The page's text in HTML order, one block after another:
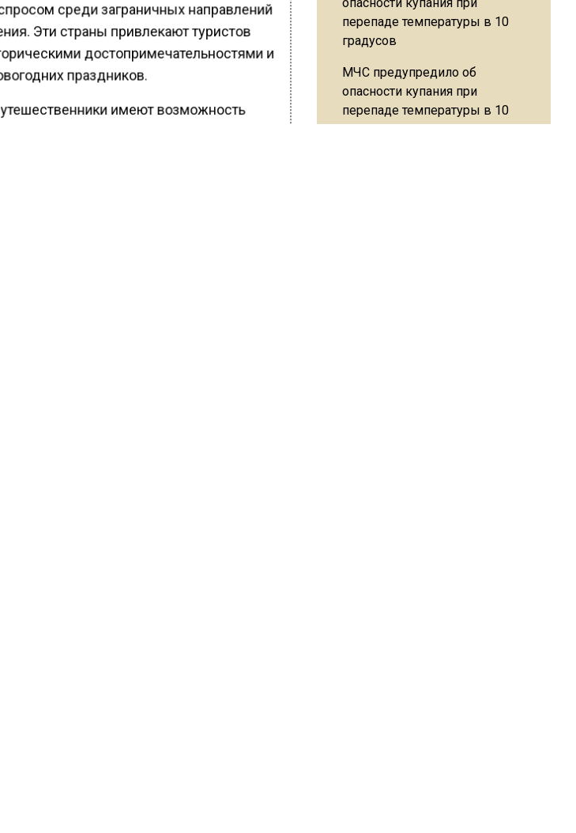
среди заграничных направлений
Эти страны привлекают туристов
достопримечательностями и
праздников.
имеют возможность
МЧС предупредило об
опасности купания при
перепаде температуры в 10
градусов